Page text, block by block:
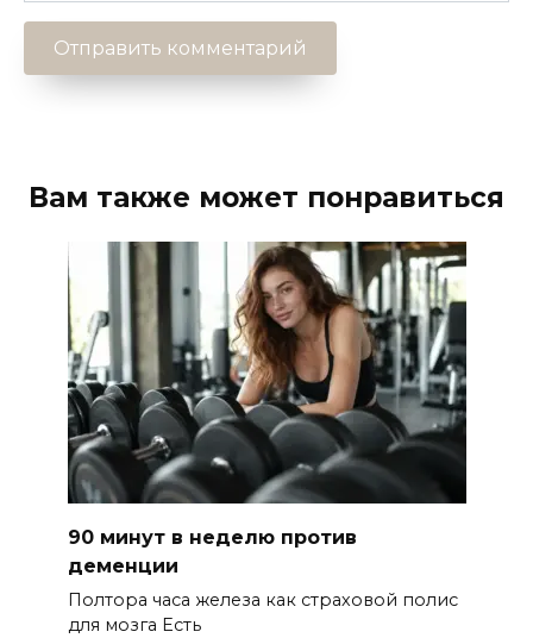
Вам также может понравиться
90 минут в неделю против
деменции
Полтора часа железа как страховой полис
для мозга Есть